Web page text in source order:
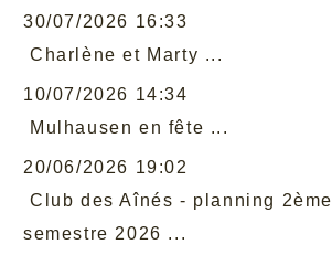
30/07/2026 16:33
Charlène et Marty ...
10/07/2026 14:34
Mulhausen en fête ...
20/06/2026 19:02
Club des Aînés - planning 2ème
semestre 2026 ...